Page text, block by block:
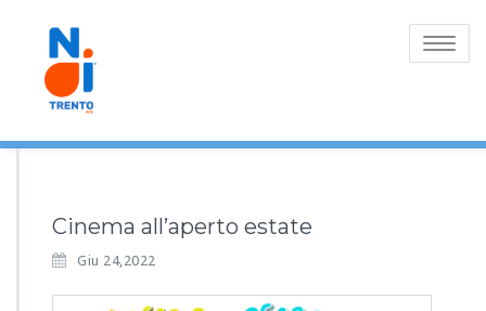
Toggle
Cinema all’aperto estate
Giu 24,2022